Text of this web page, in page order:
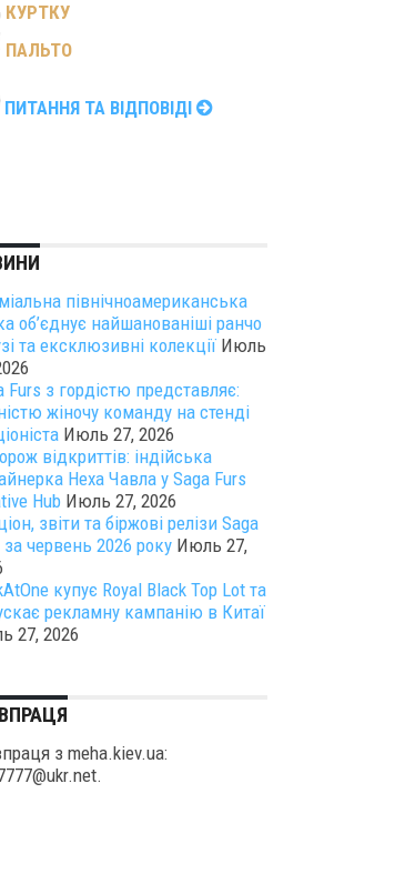
КУРТКУ
ПАЛЬТО
ПИТАННЯ ТА ВІДПОВІДІ
північноамериканська
об’єднує найшанованіші ранчо
та ексклюзивні колекції Июль
Furs з гордістю представляє:
жіночу команду на стенді
Июль 27, 2026
відкриттів: індійська
Неха Чавла у Saga Furs
Hub Июль 27, 2026
звіти та біржові релізи Saga
за червень 2026 року Июль 27,
купує Royal Black Top Lot та
рекламну кампанію в Китаї
27, 2026
з meha.kiev.ua: